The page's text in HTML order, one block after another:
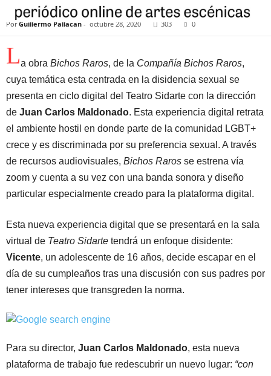
Por Guillermo Pallacán - octubre 28, 2020 303 0
La obra Bichos Raros, de la Compañía Bichos Raros,
cuya temática esta centrada en la disidencia sexual se
presenta en ciclo digital del Teatro Sidarte con la dirección
de Juan Carlos Maldonado. Esta experiencia digital retrata
el ambiente hostil en donde parte de la comunidad LGBT+
crece y es discriminada por su preferencia sexual. A través
de recursos audiovisuales, Bichos Raros se estrena vía
zoom y cuenta a su vez con una banda sonora y diseño
particular especialmente creado para la plataforma digital.
Esta nueva experiencia digital que se presentará en la sala
virtual de Teatro Sidarte tendrá un enfoque disidente:
Vicente, un adolescente de 16 años, decide escapar en el
día de su cumpleaños tras una discusión con sus padres por
tener intereses que transgreden la norma.
Para su director, Juan Carlos Maldonado, esta nueva
plataforma de trabajo fue redescubrir un nuevo lugar: “con